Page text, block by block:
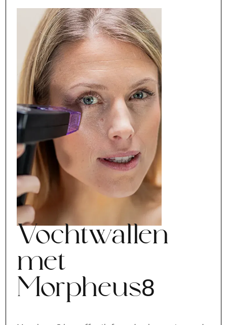
Vochtwallen
met
Morpheus8